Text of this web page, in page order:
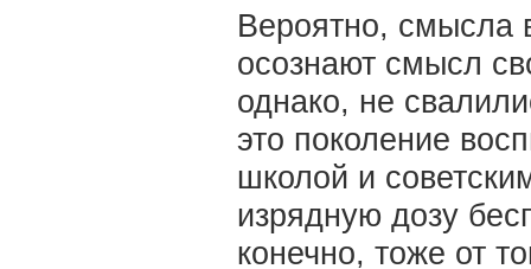
Вероятно, смысла
осознают смысл
однако, не
это поколение
школой и
изрядную дозу
конечно, тоже от